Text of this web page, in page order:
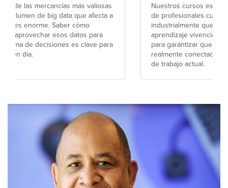
Nuestros cursos están diseñados por un equipo
de profesionales cualificados académica e
industrialmente que desarrollan experiencias de
aprendizaje vivenciales y basadas en problemas
para garantizar que el aprendizaje en el aula esté
realmente conectado con lo que ocurre en el lugar